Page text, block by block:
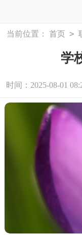
当前位置： 首页 >
学
时间：2025-08-01